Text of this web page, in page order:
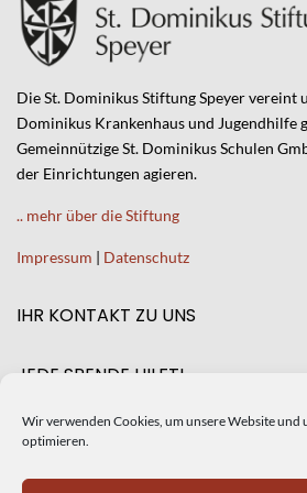
Wir verwenden Cookies, um unsere Website und
optimieren.
Die St. Dominikus Stiftung Speyer vereint
Dominikus Krankenhaus und Jugendhilfe
Gemeinnützige St. Dominikus Schulen
der Einrichtungen agieren.
.. mehr über die Stiftung
Impressum | Datenschutz
IHR KONTAKT ZU UNS
JEDE SPENDE HILFT!
AKTUELLES
CRISTINA DE SILIÓ NEUE